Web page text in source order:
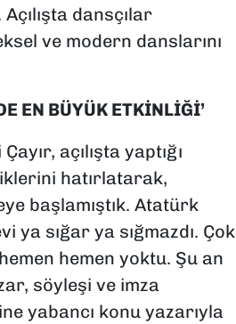
dansçılar
ve modern danslarını
EN BÜYÜK ETKİNLİĞİ’
açılışta yaptığı
hatırlatarak,
başlamıştık. Atatürk
ya sığar ya sığmazdı. Çok
hemen yoktu. Şu an
söyleşi ve imza
yabancı konu yazarıyla